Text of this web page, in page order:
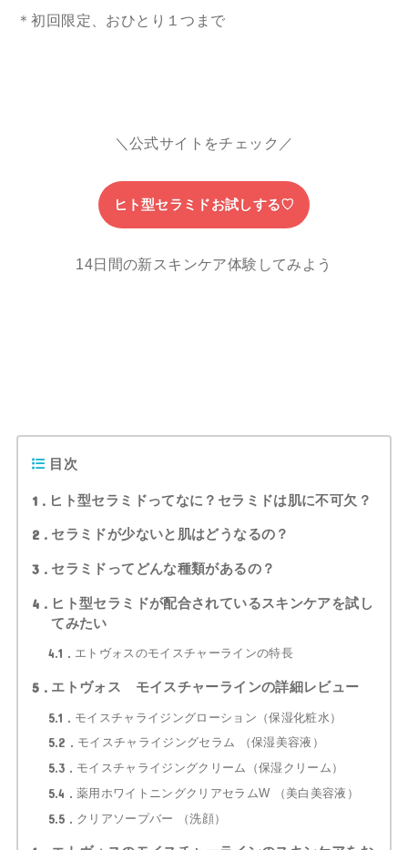
＊初回限定、おひとり１つまで
＼公式サイトをチェック／
ヒト型セラミドお試しする♡
14日間の新スキンケア体験してみよう
目次
1 ヒト型セラミドってなに？セラミドは肌に不可欠？
2 セラミドが少ないと肌はどうなるの？
3 セラミドってどんな種類があるの？
4
ヒト型セラミドが配合されているスキンケアを試し
てみたい
4.1 エトヴォスのモイスチャーラインの特長
5 エトヴォス モイスチャーラインの詳細レビュー
5.1 モイスチャライジングローション（保湿化粧水）
5.2 モイスチャライジングセラム （保湿美容液）
5.3 モイスチャライジングクリーム（保湿クリーム）
5.4 薬用ホワイトニングクリアセラムW （美白美容液）
5.5 クリアソープバー （洗顔）